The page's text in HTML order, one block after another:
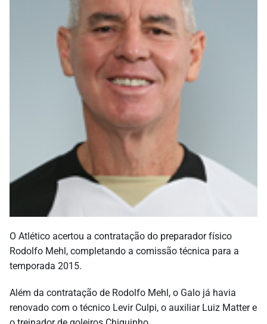
O Atlético acertou a contratação do preparador físico
Rodolfo Mehl, completando a comissão técnica para a
temporada 2015.
Além da contratação de Rodolfo Mehl, o Galo já havia
renovado com o técnico Levir Culpi, o auxiliar Luiz Matter e